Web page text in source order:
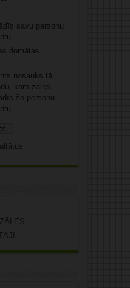
savu personu
domātas
nosauks tā
kam zāles
šo personu